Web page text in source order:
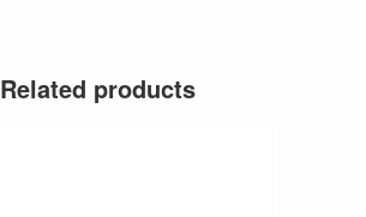
Related products